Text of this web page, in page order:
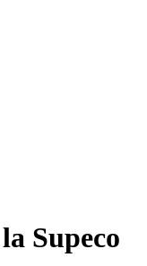
Supeco